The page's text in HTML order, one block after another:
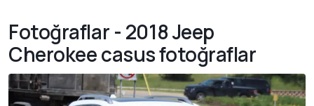
Fotoğraflar - 2018 Jeep
Cherokee casus fotoğraflar